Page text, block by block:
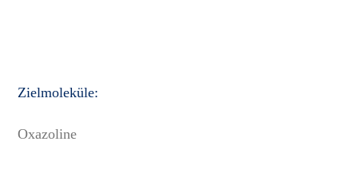
Zielmoleküle:
Oxazoline